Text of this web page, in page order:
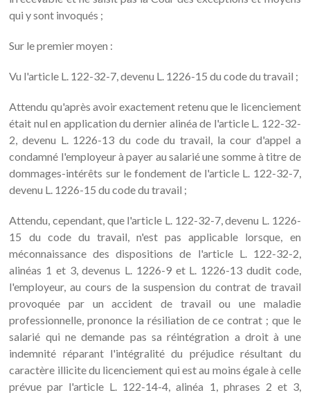
qui y sont invoqués ;
Sur le premier moyen :
Vu l'article L. 122-32-7, devenu L. 1226-15 du code du travail ;
Attendu qu'après avoir exactement retenu que le licenciement
était nul en application du dernier alinéa de l'article L. 122-32-
2, devenu L. 1226-13 du code du travail, la cour d'appel a
condamné l'employeur à payer au salarié une somme à titre de
dommages-intérêts sur le fondement de l'article L. 122-32-7,
devenu L. 1226-15 du code du travail ;
Attendu, cependant, que l'article L. 122-32-7, devenu L. 1226-
15 du code du travail, n'est pas applicable lorsque, en
méconnaissance des dispositions de l'article L. 122-32-2,
alinéas 1 et 3, devenus L. 1226-9 et L. 1226-13 dudit code,
l'employeur, au cours de la suspension du contrat de travail
provoquée par un accident de travail ou une maladie
professionnelle, prononce la résiliation de ce contrat ; que le
salarié qui ne demande pas sa réintégration a droit à une
indemnité réparant l'intégralité du préjudice résultant du
caractère illicite du licenciement qui est au moins égale à celle
prévue par l'article L. 122-14-4, alinéa 1, phrases 2 et 3,